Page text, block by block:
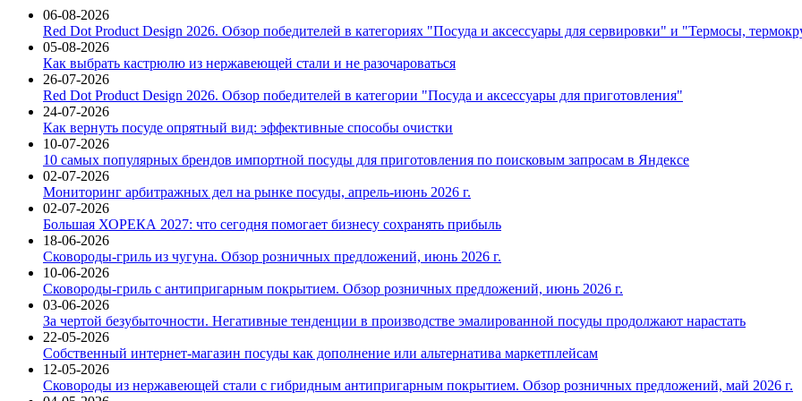
06-08-2026
Red Dot Product Design 2026. Обзор победителей в категориях "Посуда и аксессуары для сервировки" и "Термосы,
05-08-2026
Как выбрать кастрюлю из нержавеющей стали и не разочароваться
26-07-2026
Red Dot Product Design 2026. Обзор победителей в категории "Посуда и аксессуары для приготовления"
24-07-2026
Как вернуть посуде опрятный вид: эффективные способы очистки
10-07-2026
10 самых популярных брендов импортной посуды для приготовления по поисковым запросам в Яндексе
02-07-2026
Мониторинг арбитражных дел на рынке посуды, апрель-июнь 2026 г.
02-07-2026
Большая ХОРЕКА 2027: что сегодня помогает бизнесу сохранять прибыль
18-06-2026
Сковороды-гриль из чугуна. Обзор розничных предложений, июнь 2026 г.
10-06-2026
Сковороды-гриль с антипригарным покрытием. Обзор розничных предложений, июнь 2026 г.
03-06-2026
За чертой безубыточности. Негативные тенденции в производстве эмалированной посуды продолжают нарастать
22-05-2026
Собственный интернет-магазин посуды как дополнение или альтернатива маркетплейсам
12-05-2026
Сковороды из нержавеющей стали с гибридным антипригарным покрытием. Обзор розничных предложений, май 2026 г.